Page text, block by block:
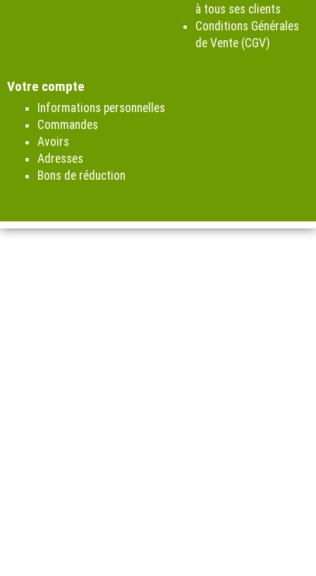
à tous ses clients
Conditions Générales
de Vente (CGV)
Votre compte
Informations personnelles
Commandes
Avoirs
Adresses
Bons de réduction